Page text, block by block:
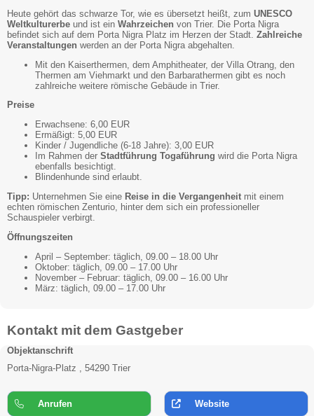
Heute gehört das schwarze Tor, wie es übersetzt heißt, zum UNESCO
Weltkulturerbe und ist ein Wahrzeichen von Trier. Die Porta Nigra
befindet sich auf dem Porta Nigra Platz im Herzen der Stadt. Zahlreiche
Veranstaltungen werden an der Porta Nigra abgehalten.
Mit den Kaiserthermen, dem Amphitheater, der Villa Otrang, den
Thermen am Viehmarkt und den Barbarathermen gibt es noch
zahlreiche weitere römische Gebäude in Trier.
Preise
Erwachsene: 6,00 EUR
Ermäßigt: 5,00 EUR
Kinder / Jugendliche (6-18 Jahre): 3,00 EUR
Im Rahmen der Stadtführung Togaführung wird die Porta Nigra
ebenfalls besichtigt.
Blindenhunde sind erlaubt.
Tipp: Unternehmen Sie eine Reise in die Vergangenheit mit einem
echten römischen Zenturio, hinter dem sich ein professioneller
Schauspieler verbirgt.
Öffnungszeiten
April – September: täglich, 09.00 – 18.00 Uhr
Oktober: täglich, 09.00 – 17.00 Uhr
November – Februar: täglich, 09.00 – 16.00 Uhr
März: täglich, 09.00 – 17.00 Uhr
Kontakt mit dem Gastgeber
Objektanschrift
Porta-Nigra-Platz , 54290 Trier
Anrufen Website